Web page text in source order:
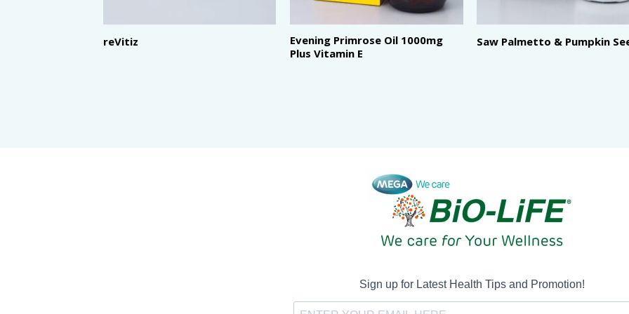
reVitiz
Evening Primrose Oil 1000mg
Plus Vitamin E
Saw Palmetto & Pumpkin
Sign up for Latest Health Tips and Promotion!